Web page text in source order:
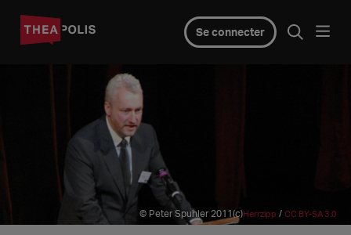
Se connecter
© Peter Spuhler 2011(c)Herrzipp / CC BY-SA 3.0